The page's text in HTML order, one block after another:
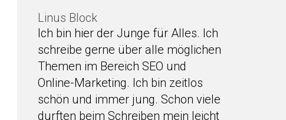
Linus Block
Ich bin hier der Junge für Alles. Ich
schreibe gerne über alle möglichen
Themen im Bereich SEO und
Online-Marketing. Ich bin zeitlos
schön und immer jung. Schon viele
durften beim Schreiben mein leicht